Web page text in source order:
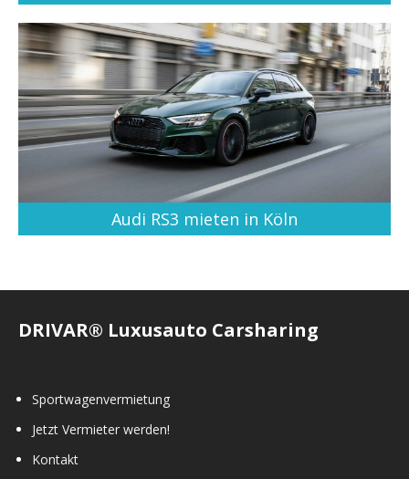
Audi RS3 mieten in Köln
DRIVAR® Luxusauto Carsharing
Sportwagenvermietung
Jetzt Vermieter werden!
Kontakt